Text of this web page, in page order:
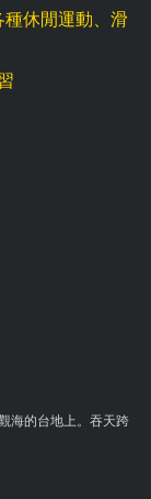
休閒運動、滑
海的台地上。吞天跨